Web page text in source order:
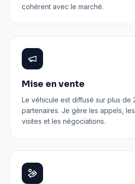
cohérent avec le marché.
Mise en vente
Le véhicule est diffusé sur plus de
partenaires. Je gère les appels,
visites et les négociations.